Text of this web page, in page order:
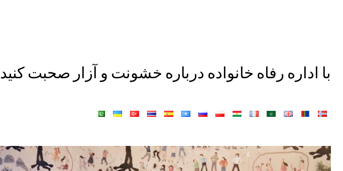
با اداره رفاه خانواده درباره خشونت و آزار صحبت کنید